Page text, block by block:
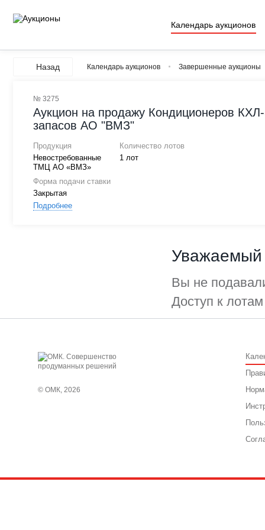
Календарь аукционов
Назад Календарь аукционов Завершенные аукционы
№ 3275
Аукцион на продажу Кондиционеров
запасов АО "ВМЗ"
Продукция
Невостребованные
ТМЦ АО «ВМЗ»
Количество лотов
1 лот
Форма подачи ставки
Закрытая
Подробнее
Уважаемый
Вы не
Доступ к
© ОМК, 2026